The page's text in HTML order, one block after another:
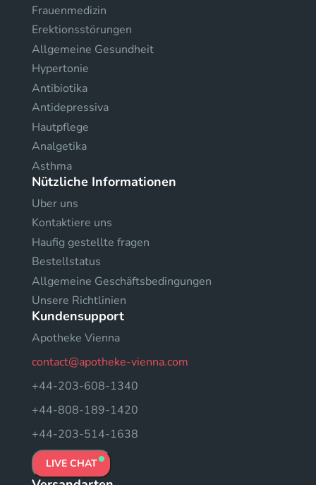
Frauenmedizin
Erektionsstörungen
Allgemeine Gesundheit
Hypertonie
Antibiotika
Antidepressiva
Hautpflege
Analgetika
Asthma
Nützliche Informationen
Uber uns
Kontaktiere uns
Haufig gestellte fragen
Bestellstatus
Allgemeine Geschäftsbedingungen
Unsere Richtlinien
Kundensupport
Apotheke Vienna
contact@apotheke-vienna.com
+44-203-608-1340
+44-808-189-1420
+44-203-514-1638
LIVE CHAT